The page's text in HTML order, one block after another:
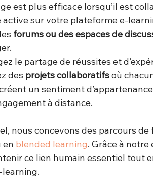
est plus efficace lorsqu’il est
sur votre plateforme e-
forums ou des espaces de
le partage de réussites et
des projets collaboratifs où
un sentiment
à distance.
nous concevons des parcours
en blended learning. Grâce à
ce lien humain essentiel tout